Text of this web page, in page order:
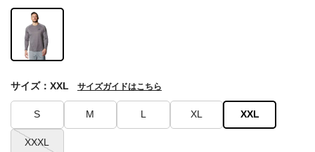
S M L XL XXL
XXXL
サイズ：XXL サイズガイドはこちら